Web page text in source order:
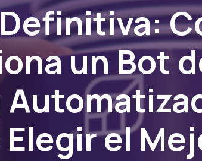
un Bot
el